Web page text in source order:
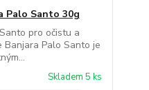
Palo Santo 30g
pro očistu a
Banjara Palo Santo je
Skladem 5 ks